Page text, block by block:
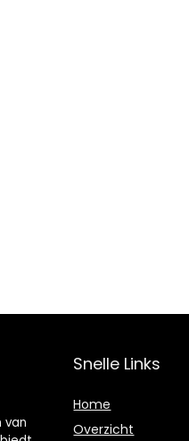
van
Snelle Links
Home
Overzicht